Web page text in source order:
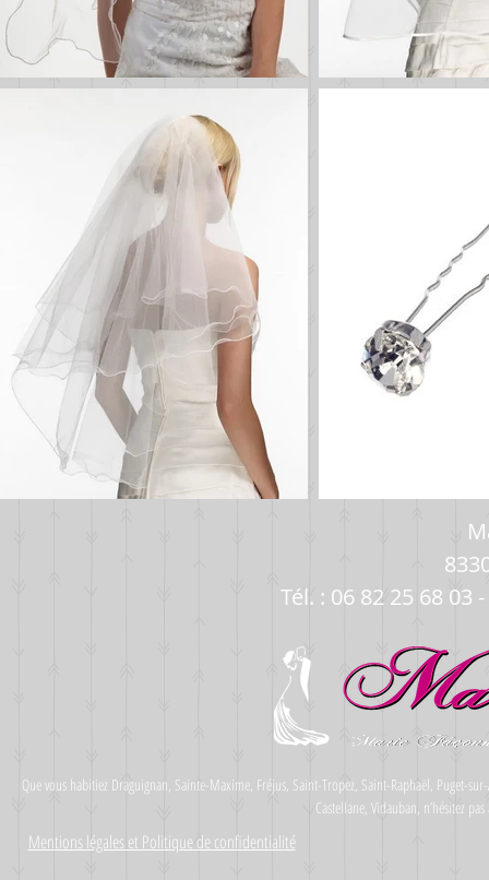
Tél. : 06 82 25 68 03
Que vous habitiez Draguignan, Sainte-Maxime, Fréjus, Saint-Tropez, Saint-Raphaël, Puget-
Castellane, Vidauban, n’hésitez
Mentions légales et Politique de confidentialité